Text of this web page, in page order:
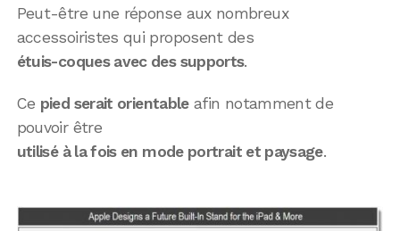
Peut-être une réponse aux nombreux
accessoiristes qui proposent des
étuis-coques avec des supports.
Ce pied serait orientableafin notamment de
pouvoir être
utilisé à la fois en mode portrait et paysage.